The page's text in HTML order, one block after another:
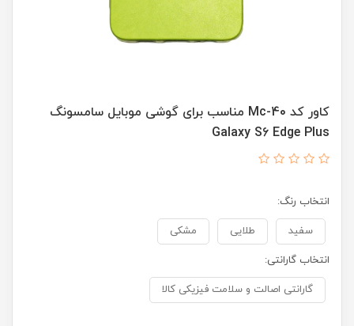
کاور کد Mc-40 مناسب برای گوشی موبایل سامسونگ
Galaxy S6 Edge Plus
انتخاب رنگ:
سفید طلایی مشکی
انتخاب گارانتی:
گارانتی اصالت و سلامت فیزیکی کالا